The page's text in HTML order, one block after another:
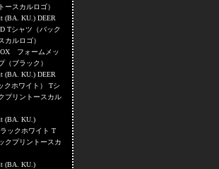
ースカルロゴ）
(BA. KU.) DEER
Tシャツ（バック
カルロゴ）
フォームメッ
（ブラック）
(BA. KU.) DEER
クホワイト） Tシ
プリントースカル
(BA. KU.)
ックホワイト T
クプリントースカ
(BA. KU.)